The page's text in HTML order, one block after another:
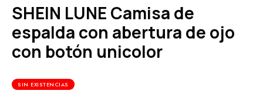
SHEIN LUNE Camisa de
espalda con abertura de ojo
con botón unicolor
SIN EXISTENCIAS